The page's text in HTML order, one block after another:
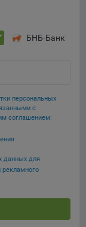
целевой
и не
хранятся во
позволяет
в том числе
и принимать
исходя из
БНБ-Банк
персональных
с
соглашением:
данных для
рекламного